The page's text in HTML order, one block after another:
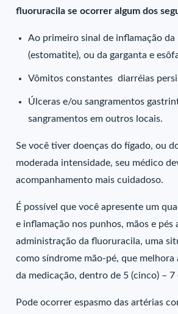
fluoruracila se ocorrer algum dos
Ao primeiro sinal de inflamação da
(estomatite), ou da garganta e
Vômitos constantes diarréias
Úlceras e/ou sangramentos
sangramentos em outros locais.
Se você tiver doenças do fígado, ou
moderada intensidade, seu médico
acompanhamento mais cuidadoso.
É possível que você apresente um
e inflamação nos punhos, mãos e pés
administração da fluoruracila, uma
como síndrome mão-pé, que
da medicação, dentro de 5 (cinco) – 7
Pode ocorrer espasmo das artérias